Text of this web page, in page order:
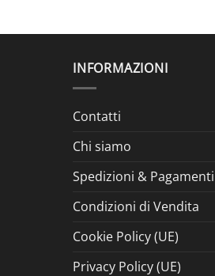
INFORMAZIONI
Contatti
Chi siamo
Spedizioni & Pagamenti
Condizioni di Vendita
Cookie Policy (UE)
Privacy Policy (UE)